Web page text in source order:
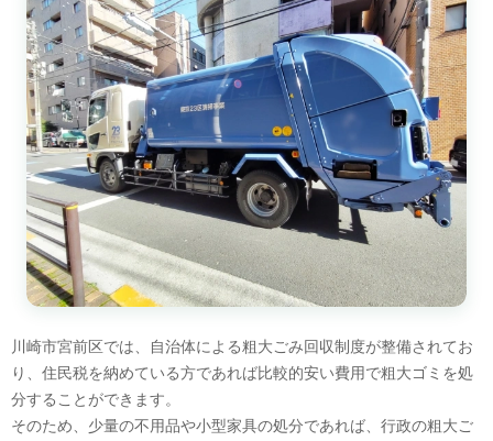
川崎市宮前区では、自治体による粗大ごみ回収制度が整備されてお
り、住民税を納めている方であれば比較的安い費用で粗大ゴミを処
分することができます。
そのため、少量の不用品や小型家具の処分であれば、行政の粗大ご